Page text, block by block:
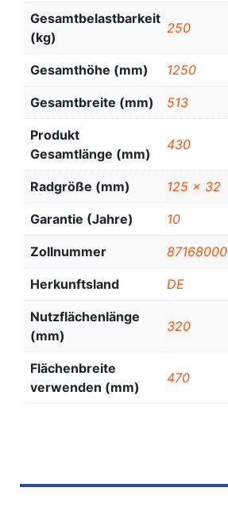
Gesamtbelastbarkeit
(kg)
250
Gesamthöhe (mm) 1250
Gesamtbreite (mm) 513
Produkt
Gesamtlänge (mm)
430
Radgröße (mm) 125 x 32
Garantie (Jahre) 10
Zollnummer 87168000
Herkunftsland DE
Nutzflächenlänge
(mm)
320
Flächenbreite
verwenden (mm)
470